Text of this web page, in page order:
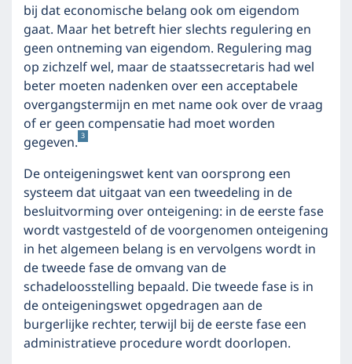
bij dat economische belang ook om eigendom
gaat. Maar het betreft hier slechts regulering en
geen ontneming van eigendom. Regulering mag
op zichzelf wel, maar de staatssecretaris had wel
beter moeten nadenken over een acceptabele
overgangstermijn en met name ook over de vraag
of er geen compensatie had moet worden
gegeven. 3
De onteigeningswet kent van oorsprong een
systeem dat uitgaat van een tweedeling in de
besluitvorming over onteigening: in de eerste fase
wordt vastgesteld of de voorgenomen onteigening
in het algemeen belang is en vervolgens wordt in
de tweede fase de omvang van de
schadeloosstelling bepaald. Die tweede fase is in
de onteigeningswet opgedragen aan de
burgerlijke rechter, terwijl bij de eerste fase een
administratieve procedure wordt doorlopen.